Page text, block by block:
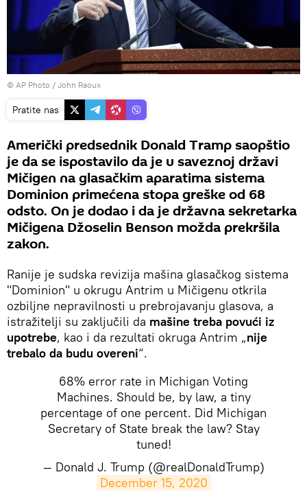
© AP Photo / John Raoux
Pratite nas
Američki predsednik Donald Tramp saopštio
je da se ispostavilo da je u saveznoj državi
Mičigen na glasačkim aparatima sistema
Dominion primećena stopa greške od 68
odsto. On je dodao i da je državna sekretarka
Mičigena Džoselin Benson možda prekršila
zakon.
Ranije je sudska revizija mašina glasačkog sistema
"Dominion" u okrugu Antrim u Mičigenu otkrila
ozbiljne nepravilnosti u prebrojavanju glasova, a
istražitelji su zaključili da mašine treba povući iz
upotrebe, kao i da rezultati okruga Antrim „nije
trebalo da budu overeni“.
68% error rate in Michigan Voting
Machines. Should be, by law, a tiny
percentage of one percent. Did Michigan
Secretary of State break the law? Stay
tuned!
— Donald J. Trump (@realDonaldTrump)
December 15, 2020